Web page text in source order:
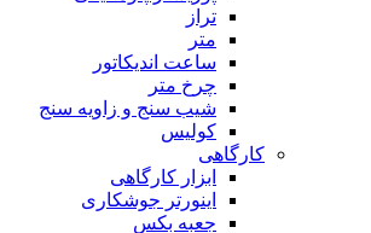
تراز
متر
ساعت اندیکاتور
چرخ متر
شیب سنج و زاویه سنج
کولیس
کارگاهی
ابزار کارگاهی
اینورتر جوشکاری
جعبه بکس